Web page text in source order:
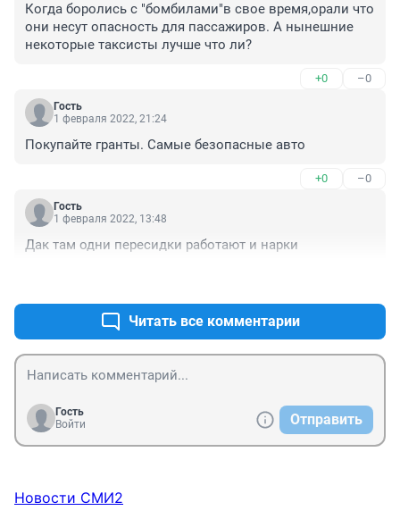
Когда боролись с "бомбилами"в свое время,орали что
они несут опасность для пассажиров. А нынешние
некоторые таксисты лучше что ли?
+0 –0
Гость
1 февраля 2022, 21:24
Покупайте гранты. Самые безопасные авто
+0 –0
Гость
1 февраля 2022, 13:48
Дак там одни пересидки работают и нарки
Читать все комментарии
Гость
Войти
Отправить
Новости СМИ2